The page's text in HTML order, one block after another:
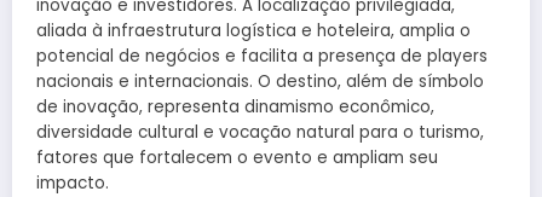
inovação e investidores. A localização privilegiada,
aliada à infraestrutura logística e hoteleira, amplia o
potencial de negócios e facilita a presença de players
nacionais e internacionais. O destino, além de símbolo
de inovação, representa dinamismo econômico,
diversidade cultural e vocação natural para o turismo,
fatores que fortalecem o evento e ampliam seu
impacto.